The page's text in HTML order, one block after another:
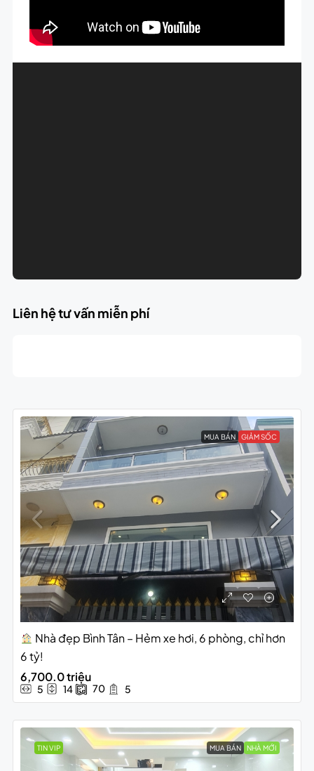
Liên hệ tư vấn miễn phí
MUA BÁN GIẢM SỐC
Nhà đẹp Bình Tân – Hẻm xe hơi, 6 phòng, chỉ hơn
6 tỷ!
6,700.0 triệu
5 14 70 5
TIN VIP MUA BÁN NHÀ MỚI